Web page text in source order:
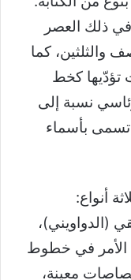
ذلك العصر
والثلثين، كما
تؤدّيها كخط
نسبة إلى
بأسماء
أنواع:
(الدواويني)،
الأمر في خطوط
معينة،